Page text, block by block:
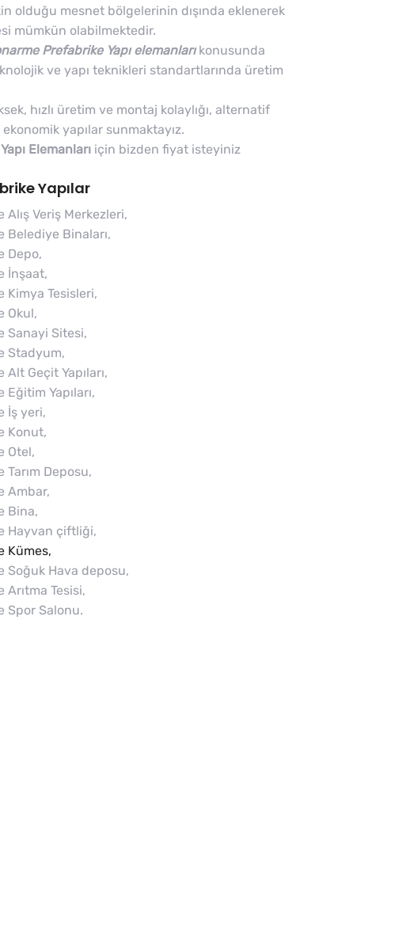
olduğu mesnet bölgelerinin dışında eklenerek
mümkün olabilmektedir.
Prefabrike Yapı elemanlarıkonusunda
ve yapı teknikleri standartlarında üretim
hızlı üretim ve montaj kolaylığı, alternatif
yapılar sunmaktayız.
Elemanları için bizden fiyat isteyiniz
Yapılar
Veriş Merkezleri,
Belediye Binaları,
Depo,
İnşaat,
Kimya Tesisleri,
Okul,
Sanayi Sitesi,
Stadyum,
Geçit Yapıları,
Yapıları,
İş yeri,
Konut,
Otel,
Deposu,
Ambar,
Bina,
Hayvan çiftliği,
Kümes,
Soğuk Hava deposu,
Tesisi,
Spor Salonu.